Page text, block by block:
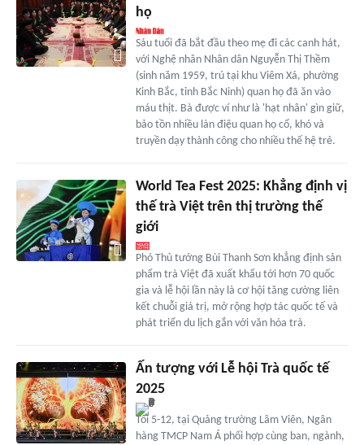
họ
Sáu tuổi đã bắt đầu theo mẹ đi các canh hát,
với Nghệ nhân Nhân dân Nguyễn Thị Thềm
(sinh năm 1959, trú tại khu Viêm Xá, phường
Kinh Bắc, tỉnh Bắc Ninh) quan họ đã ăn vào
máu thịt. Bà được ví như là 'hạt nhân' gìn giữ,
bảo tồn nhiều làn điệu quan họ cổ, khó và
truyền dạy thành công cho nhiều thế hệ trẻ.
World Tea Fest 2025: Khẳng định vị
thế trà Việt trên thị trường thế
giới
Phó Thủ tướng Bùi Thanh Sơn khẳng định sản
phẩm trà Việt đã xuất khẩu tới hơn 70 quốc
gia và lễ hội lần này là cơ hội tăng cường liên
kết chuỗi giá trị, mở rộng hợp tác quốc tế và
phát triển du lịch gắn với văn hóa trà.
Ấn tượng với Lễ hội Trà quốc tế
2025
Tối 5-12, tại Quảng trường Lâm Viên, Ngân
hàng TMCP Nam Á phối hợp cùng ban, ngành,